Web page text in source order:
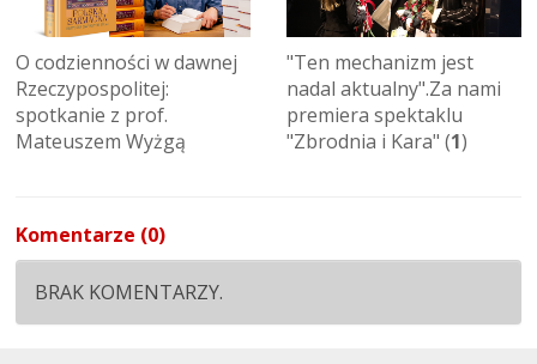
O codzienności w dawnej
Rzeczypospolitej:
spotkanie z prof.
Mateuszem Wyżgą
"Ten mechanizm jest
nadal aktualny".Za nami
premiera spektaklu
"Zbrodnia i Kara" (1)
Komentarze (0)
BRAK KOMENTARZY.